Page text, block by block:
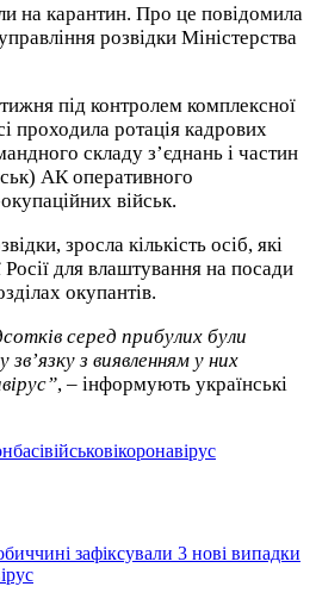
на карантин. Про це повідомила
розвідки Міністерства
під контролем комплексної
проходила ротація кадрових
складу з’єднань і частин
АК оперативного
військ.
зросла кількість осіб, які
Росії для влаштування на посади
окупантів.
серед прибулих були
зв’язку з виявленням у них
, – інформують українські
військовікоронавірус
зафіксували 3 нові випадки